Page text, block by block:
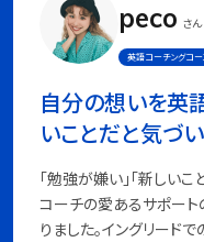
peco さん
英語コーチングコー
自分の想いを英
いことだと気づい
「勉強が嫌い」「新しい
コーチの愛あるサポー
りました。イングリード